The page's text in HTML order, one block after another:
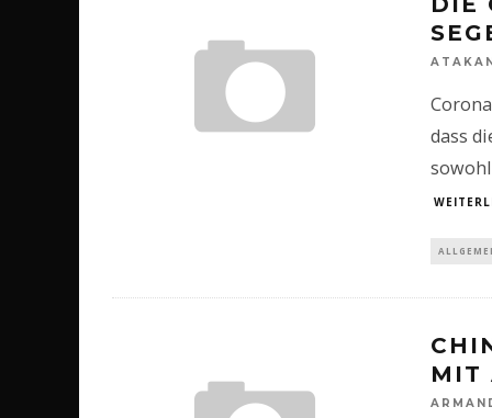
ATAKAN
dass
MIT